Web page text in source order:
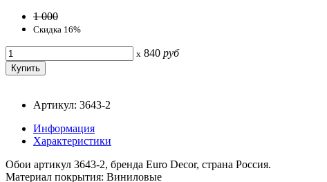
1 000
Скидка 16%
x 840 руб
Артикул: 3643-2
Информация
Характеристики
Обои артикул 3643-2, бренда Euro Decor, страна Россия.
Материал покрытия: Виниловые